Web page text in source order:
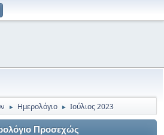
► Ημερολόγιο ► Ιούλιος 2023
Προσεχώς